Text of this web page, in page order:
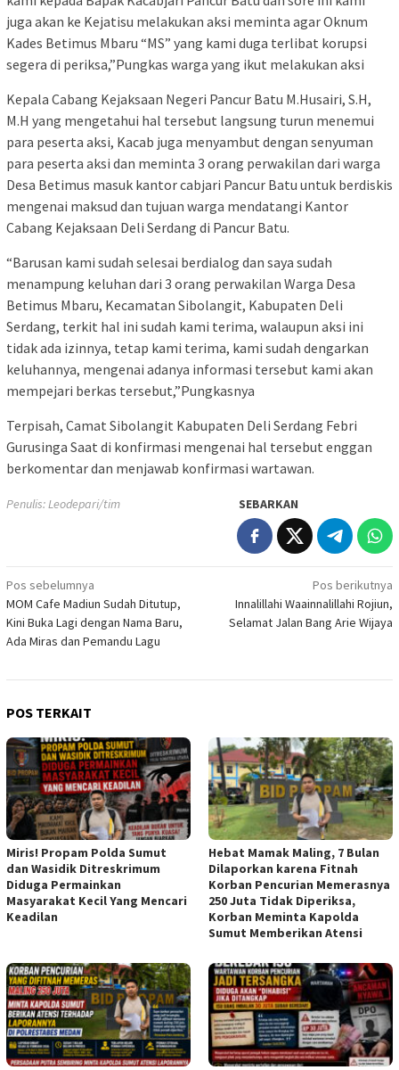
juga akan ke Kejatisu melakukan aksi meminta agar Oknum
Kades Betimus Mbaru “MS” yang kami duga terlibat korupsi
segera di periksa,”Pungkas warga yang ikut melakukan aksi
Kepala Cabang Kejaksaan Negeri Pancur Batu M.Husairi, S.H,
M.H yang mengetahui hal tersebut langsung turun menemui
para peserta aksi, Kacab juga menyambut dengan senyuman
para peserta aksi dan meminta 3 orang perwakilan dari warga
Desa Betimus masuk kantor cabjari Pancur Batu untuk berdiskis
mengenai maksud dan tujuan warga mendatangi Kantor
Cabang Kejaksaan Deli Serdang di Pancur Batu.
“Barusan kami sudah selesai berdialog dan saya sudah
menampung keluhan dari 3 orang perwakilan Warga Desa
Betimus Mbaru, Kecamatan Sibolangit, Kabupaten Deli
Serdang, terkit hal ini sudah kami terima, walaupun aksi ini
tidak ada izinnya, tetap kami terima, kami sudah dengarkan
keluhannya, mengenai adanya informasi tersebut kami akan
mempejari berkas tersebut,”Pungkasnya
Terpisah, Camat Sibolangit Kabupaten Deli Serdang Febri
Gurusinga Saat di konfirmasi mengenai hal tersebut enggan
berkomentar dan menjawab konfirmasi wartawan.
Penulis: Leodepari/tim SEBARKAN
Navigasi
pos
Pos sebelumnya
MOM Cafe Madiun Sudah Ditutup,
Kini Buka Lagi dengan Nama Baru,
Ada Miras dan Pemandu Lagu
Pos berikutnya
Innalillahi Waainnalillahi Rojiun,
Selamat Jalan Bang Arie Wijaya
POS TERKAIT
Miris! Propam Polda Sumut
dan Wasidik Ditreskrimum
Diduga Permainkan
Masyarakat Kecil Yang Mencari
Keadilan
Hebat Mamak Maling, 7 Bulan
Dilaporkan karena Fitnah
Korban Pencurian Memerasnya
250 Juta Tidak Diperiksa,
Korban Meminta Kapolda
Sumut Memberikan Atensi